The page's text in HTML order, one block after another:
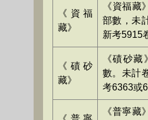
《資福
藏》
《資福藏
部數，未
新考5915
《磧砂
藏》
《磧砂
數。未計
考6363或
《普寧藏